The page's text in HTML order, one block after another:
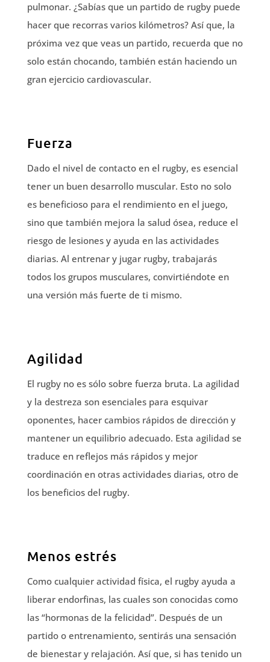
pulmonar. ¿Sabías que un partido de rugby puede
hacer que recorras varios kilómetros? Así que, la
próxima vez que veas un partido, recuerda que no
solo están chocando, también están haciendo un
gran ejercicio cardiovascular.
Fuerza
Dado el nivel de contacto en el rugby, es esencial
tener un buen desarrollo muscular. Esto no solo
es beneficioso para el rendimiento en el juego,
sino que también mejora la salud ósea, reduce el
riesgo de lesiones y ayuda en las actividades
diarias. Al entrenar y jugar rugby, trabajarás
todos los grupos musculares, convirtiéndote en
una versión más fuerte de ti mismo.
Agilidad
El rugby no es sólo sobre fuerza bruta. La agilidad
y la destreza son esenciales para esquivar
oponentes, hacer cambios rápidos de dirección y
mantener un equilibrio adecuado. Esta agilidad se
traduce en reflejos más rápidos y mejor
coordinación en otras actividades diarias, otro de
los beneficios del rugby.
Menos estrés
Como cualquier actividad física, el rugby ayuda a
liberar endorfinas, las cuales son conocidas como
las “hormonas de la felicidad”. Después de un
partido o entrenamiento, sentirás una sensación
de bienestar y relajación. Así que, si has tenido un